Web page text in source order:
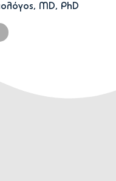
MD, PhD